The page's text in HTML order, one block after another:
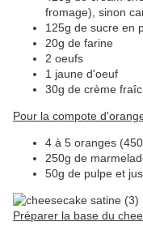
fromage), sinon
125g de sucre en
20g de farine
2 oeufs
1 jaune d'oeuf
30g de crème
Pour la compote
4 à 5 oranges
250g de
50g de pulpe et
Préparer la base du